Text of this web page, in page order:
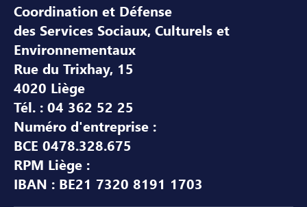
Coordination et Défense
des Services Sociaux, Culturels et
Environnementaux
Rue du Trixhay, 15
4020 Liège
Tél. : 04 362 52 25
Numéro d'entreprise :
BCE 0478.328.675
RPM Liège :
IBAN : BE21 7320 8191 1703